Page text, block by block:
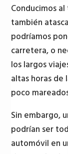
para
difusor
de
coche-
Viaje
Largo
cantidad
Conducimos
también
podríamos
carretera, o
los largos
altas horas de
poco
Sin embargo,
podrían ser
automóvil en